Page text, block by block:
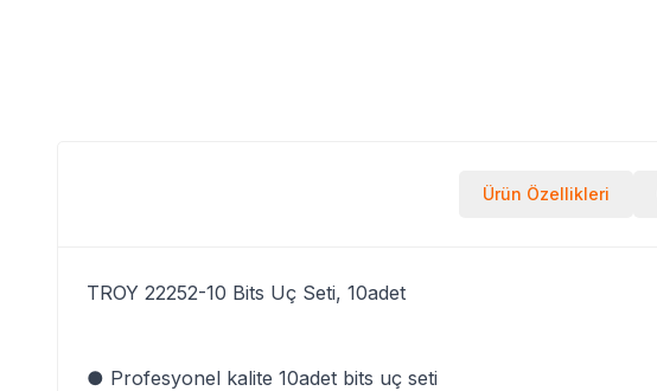
Ürün Özellikleri
TROY 22252-10 Bits Uç Seti, 10adet
● Profesyonel kalite 10adet bits uç seti